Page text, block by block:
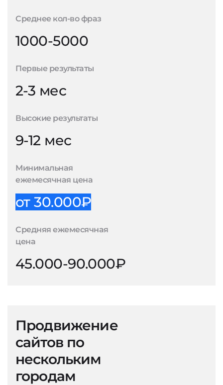
Среднее кол-во фраз
1000-5000
Первые результаты
2-3 мес
Высокие результаты
9-12 мес
Минимальная
ежемесячная цена
от 30.000₽
Средняя ежемесячная
цена
45.000-90.000₽
Продвижение
сайтов по
нескольким
городам